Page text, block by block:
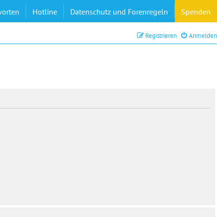
Hotline Datenschutz und Forenregeln Spenden
Anmelden
Registrieren